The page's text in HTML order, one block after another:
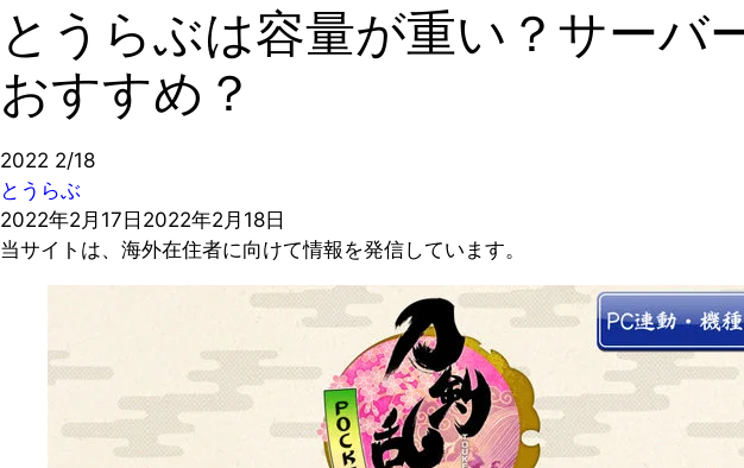
とうらぶは容量が重い？サー
おすすめ？
2022 2/18
とうらぶ
2022年2月17日 2022年2月18日
当サイトは、海外在住者に向けて情報を発信しています。